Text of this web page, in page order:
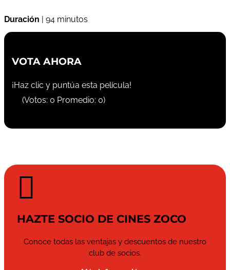
Duración | 94 minutos
VOTA AHORA
¡Haz clic y puntúa esta película!
(Votos: 0 Promedio: 0)

HAZTE SOCIO DE CINES ZOCO
Conoce todas las ventajas y descuentos de nuestro
club de socios.